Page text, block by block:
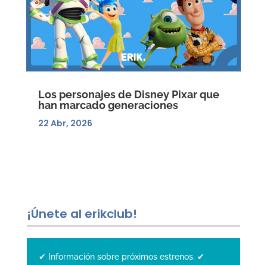
Los personajes de Disney Pixar que
han marcado generaciones
22 Abr, 2026
¡Únete al erikclub!
✔ Información sobre próximos estrenos. ✔